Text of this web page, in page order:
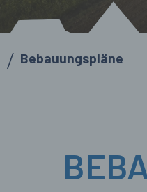
Bebauungspläne